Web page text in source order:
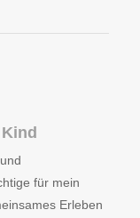
für mein
Erleben